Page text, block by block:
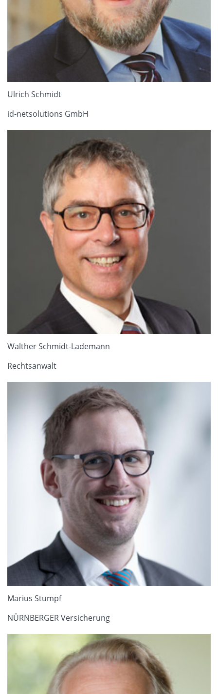
Ulrich Schmidt
id-netsolutions GmbH
Walther Schmidt-Lademann
Rechtsanwalt
Marius Stumpf
NÜRNBERGER Versicherung